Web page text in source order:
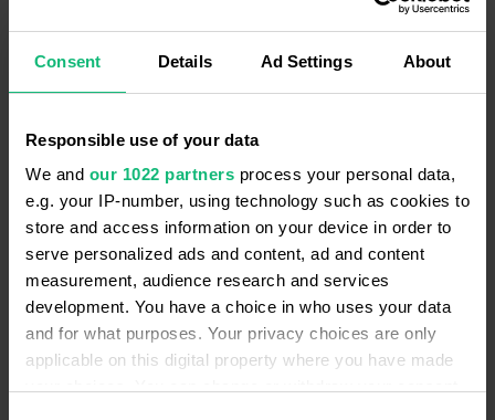
Consent Details Ad Settings About
Responsible use of your data
We and our 1022 partners process your personal data,
e.g. your IP-number, using technology such as cookies to
store and access information on your device in order to
serve personalized ads and content, ad and content
measurement, audience research and services
development. You have a choice in who uses your data
and for what purposes. Your privacy choices are only
applicable on this digital property where you have made
Nieefektywny onboarding bezpośrednio przekłada się
na utratę leadów.
Rozwiązanie: Buduj szkolenia pod nową
skalę i model motywacyjny
Dane mówią jasno: zespoły sprzedażowe ze
standaryzowanym procesem osiągają współczynniki
konwersji o78% wyższe niż zespoły bez